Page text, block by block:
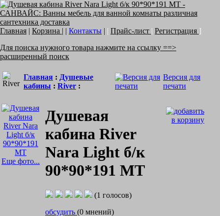
Главная | Корзина | | Контакты | | Прайс-лист | Регистрация ]
Для поиска нужного товара нажмите на ссылку ==>
расширенный поиск
Главная : Душевые
кабины : River :
Версия для
печати
Еще фото...
Душевая
кабина River
Nara Light б/к
90*90*191 МТ
(1 голосов)
обсудить (0 мнений)